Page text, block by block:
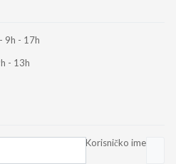
9h - 17h
- 13h
Korisničko ime